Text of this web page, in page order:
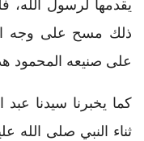
يقدمها لرسول الله،
ذلك مسح على وجه
على صنيعه المحمود
كما يخبرنا سيدنا
ثناء النبي صلى الله